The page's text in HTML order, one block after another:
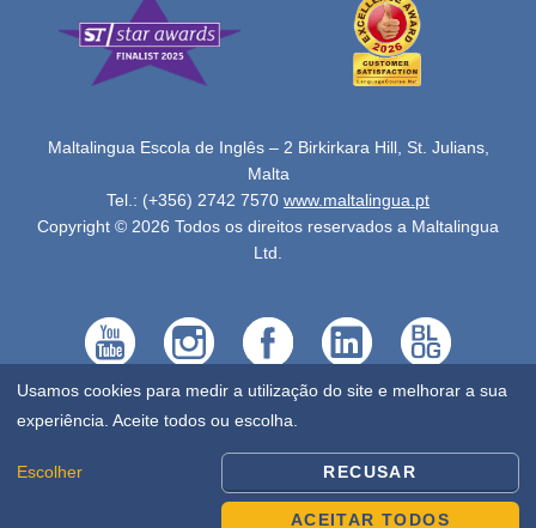
Maltalingua Escola de Inglês – 2 Birkirkara Hill, St. Julians,
Malta
Tel.: (+356) 2742 7570 www.maltalingua.pt
Copyright © 2026 Todos os direitos reservados a Maltalingua
Ltd.
Usamos cookies para medir a utilização do site e melhorar a sua
experiência. Aceite todos ou escolha.
Escolher RECUSAR
ACEITAR TODOS